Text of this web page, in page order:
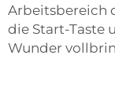
Arbeitsbereich
die Start-Taste
Wunder